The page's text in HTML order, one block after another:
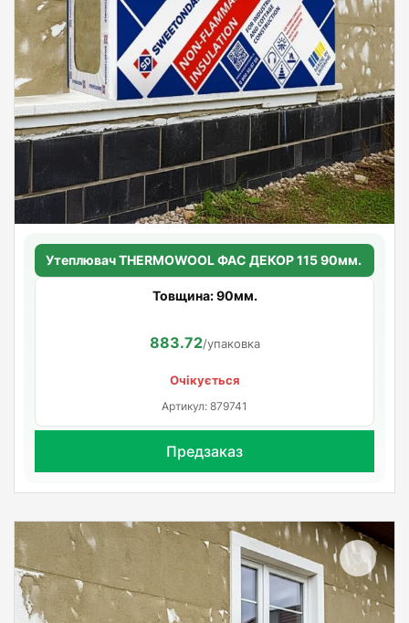
Утеплювач THERMOWOOL ФАС ДЕКОР 115 90мм.
Товщина: 90мм.
883.72/упаковка
Очікується
Артикул: 879741
Предзаказ